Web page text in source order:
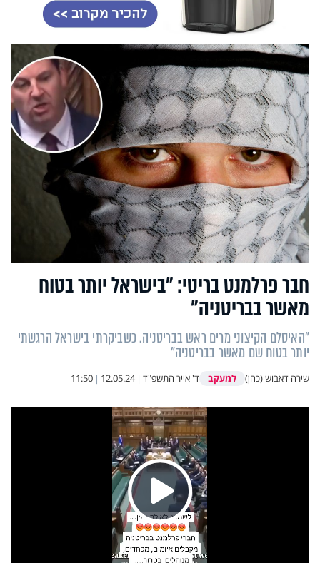
חבר פרלמנט בריטי: "בישראל יותר בטוח
מאשר בבריטניה"
"האיסלם הקיצוני מרים ראש בבריטניה. כשביקרתי בישראל הרגשתי
יותר בטוח שם מאשר בבריטניה"
שירה דאבוש (כהן) למעקב ד' אייר התשפ"ד |
12.05.24
|
11:50
Play